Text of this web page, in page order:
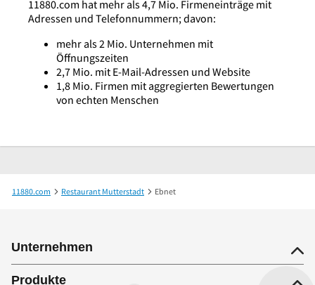
11880.com hat mehr als 4,7 Mio. Firmeneinträge mit
Adressen und Telefonnummern; davon:
mehr als 2 Mio. Unternehmen mit
Öffnungszeiten
2,7 Mio. mit E-Mail-Adressen und Website
1,8 Mio. Firmen mit aggregierten Bewertungen
von echten Menschen
11880.com Restaurant Mutterstadt Ebnet
Unternehmen
Produkte